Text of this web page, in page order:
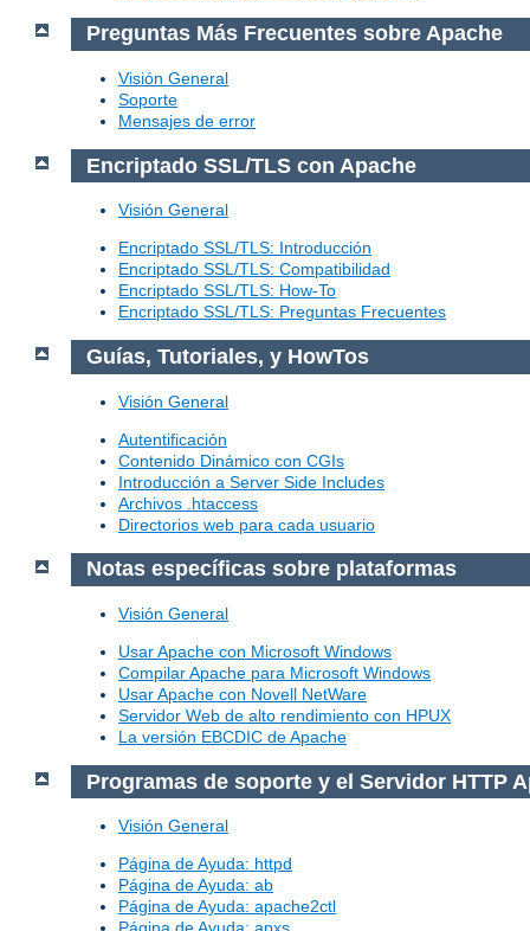
Preguntas Más Frecuentes sobre Apache
Visión General
Soporte
Mensajes de error
Encriptado SSL/TLS con Apache
Visión General
Encriptado SSL/TLS: Introducción
Encriptado SSL/TLS: Compatibilidad
Encriptado SSL/TLS: How-To
Encriptado SSL/TLS: Preguntas Frecuentes
Guías, Tutoriales, y HowTos
Visión General
Autentificación
Contenido Dinámico con CGIs
Introducción a Server Side Includes
Archivos .htaccess
Directorios web para cada usuario
Notas específicas sobre plataformas
Visión General
Usar Apache con Microsoft Windows
Compilar Apache para Microsoft Windows
Usar Apache con Novell NetWare
Servidor Web de alto rendimiento con HPUX
La versión EBCDIC de Apache
Programas de soporte y el Servidor HTTP
Visión General
Página de Ayuda: httpd
Página de Ayuda: ab
Página de Ayuda: apache2ctl